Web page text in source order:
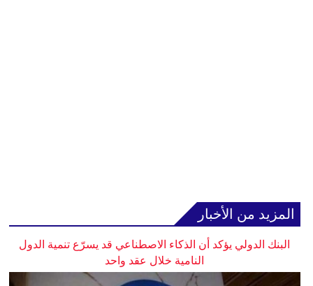
المزيد من الأخبار
البنك الدولي يؤكد أن الذكاء الاصطناعي قد يسرّع تنمية الدول
النامية خلال عقد واحد